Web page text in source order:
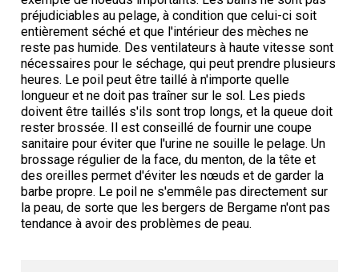
Vizsla à poil dur
Braque de Weimar
Husky sibérien
Saint Bernard
Dogue du Tibet
Laika de lakoutie
préjudiciables au pelage, à condition que celui-ci soit
entièrement séché et que l'intérieur des mèches ne
reste pas humide. Des ventilateurs à haute vitesse sont
nécessaires pour le séchage, qui peut prendre plusieurs
heures. Le poil peut être taillé à n'importe quelle
longueur et ne doit pas traîner sur le sol. Les pieds
doivent être taillés s'ils sont trop longs, et la queue doit
rester brossée. Il est conseillé de fournir une coupe
sanitaire pour éviter que l'urine ne souille le pelage. Un
brossage régulier de la face, du menton, de la tête et
des oreilles permet d'éviter les nœuds et de garder la
barbe propre. Le poil ne s'emmêle pas directement sur
la peau, de sorte que les bergers de Bergame n'ont pas
tendance à avoir des problèmes de peau.